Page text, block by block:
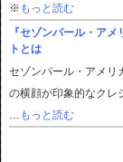
※ もっと読む
『セゾンパール・ア
トとは
セゾンパール・アメリ
の横顔が印象的なクレ
もっと読む